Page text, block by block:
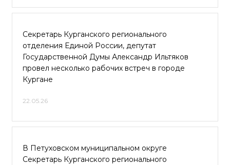
Секретарь Курганского регионального
отделения Единой России, депутат
Государственной Думы Александр Ильтяков
провел несколько рабочих встреч в городе
Кургане
22.05.26
В Петуховском муниципальном округе
Секретарь Курганского регионального